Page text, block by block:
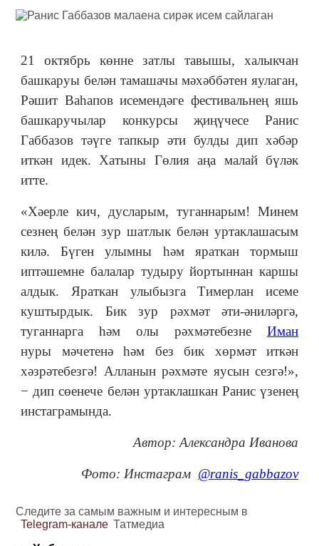
21 октябрь көнне затлы тавышы, халыкчан
башкаруы белән тамашачы мәхәббәтен яулаган,
Рәшит Ваһапов исемендәге фестивальнең яшь
башкаручылар конкурсы җиңүчесе Ранис
Габбазов тәүге тапкыр әти булды дип хәбәр
иткән идек. Хатыны Гөлия аңа малай бүләк
итте.
«Хәерле кич, дусларым, туганнарым! Минем
сезнең белән зур шатлык белән уртаклашасым
килә. Бүген улымны һәм яраткан тормыш
иптәшемне балалар тудыру йортыннан каршы
алдык. Яраткан улыбызга Тимерлан исеме
куштырдык. Бик зур рәхмәт әти-әниләргә,
туганнарга һәм олы рәхмәтебезне Иман
нуры мәчетенә һәм без бик хөрмәт иткән
хәзрәтебезгә! Алланын рәхмәте яусын сезгә!»,
− дип сөенече белән уртаклашкан Ранис үзенең
инстаграмында.
Автор: Александра Иванова
Фото: Инстаграм @ranis_gabbazov
Следите за самым важным и интересным в
Telegram-канале Татмедиа